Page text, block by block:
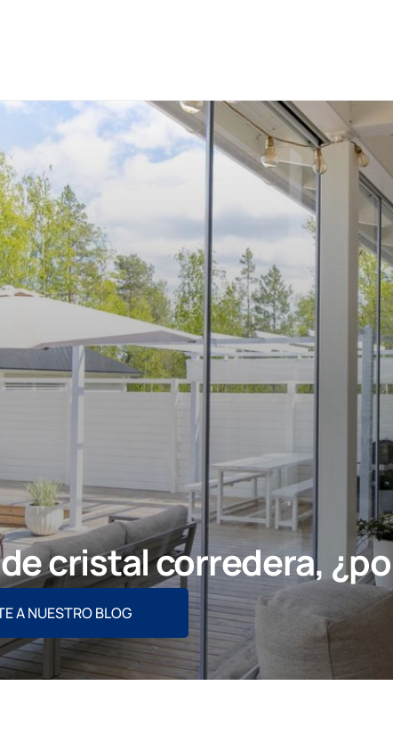
cristal corredera,
A NUESTRO BLOG